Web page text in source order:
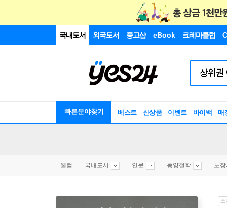
국내도서 외국도서 중고샵 eBook 크레마클럽
빠른분야찾기 베스트 신상품 이벤트 바이백 매
웰컴 국내도서 인문 동양철학 노